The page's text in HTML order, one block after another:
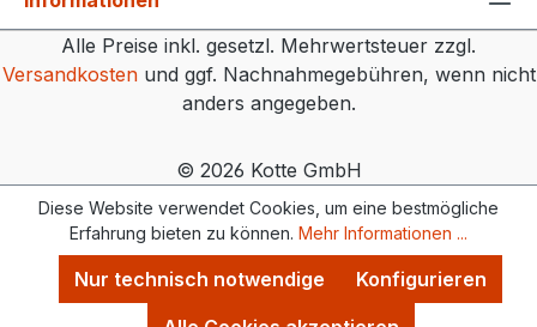
Alle Preise inkl. gesetzl. Mehrwertsteuer zzgl.
Versandkostenund ggf. Nachnahmegebühren, wenn nicht
anders angegeben.
© 2026 Kotte GmbH
Diese Website verwendet Cookies, um eine bestmögliche
Erfahrung bieten zu können. Mehr Informationen ...
Nur technisch notwendige
Konfigurieren